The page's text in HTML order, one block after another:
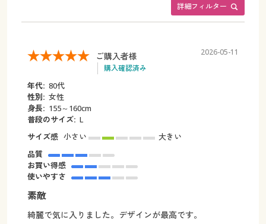
詳細フィルター
ご購入者様
購入確認済み
2026-05-11
年代: 80代
性別: 女性
身長: 155～160cm
普段のサイズ: L
サイズ感 小さい
大きい
品質
お買い得感
使いやすさ
素敵
綺麗で気に入りました。デザインが最高です。